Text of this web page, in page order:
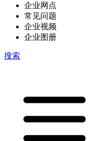
企业网点
常见问题
企业视频
企业图册
搜索